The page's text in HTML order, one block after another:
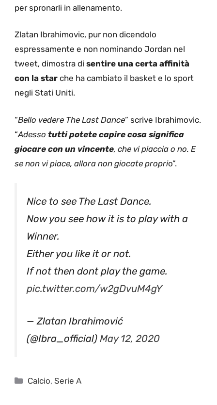
per spronarli in allenamento.
Zlatan Ibrahimovic, pur non dicendolo
espressamente e non nominando Jordan nel
tweet, dimostra di sentire una certa affinità
con la star che ha cambiato il basket e lo sport
negli Stati Uniti.
“Bello vedere The Last Dance” scrive Ibrahimovic.
“Adesso tutti potete capire cosa significa
giocare con un vincente, che vi piaccia o no. E
se non vi piace, allora non giocate proprio”.
Nice to see The Last Dance.
Now you see how it is to play with a
Winner.
Either you like it or not.
If not then dont play the game.
pic.twitter.com/w2gDvuM4gY
— Zlatan Ibrahimović
(@Ibra_official) May 12, 2020
Categorie
Calcio,Serie A